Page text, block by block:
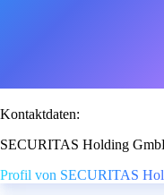
Kontaktdaten:
SECURITAS Holding
Profil von SECURITAS